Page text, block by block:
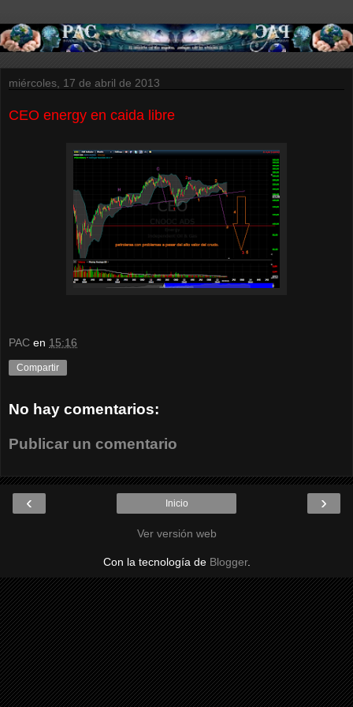
miércoles, 17 de abril de 2013
CEO energy en caida libre
PAC en 15:16
Compartir
No hay comentarios:
Publicar un comentario
‹ ›
Inicio
Ver versión web
Con la tecnología de Blogger.